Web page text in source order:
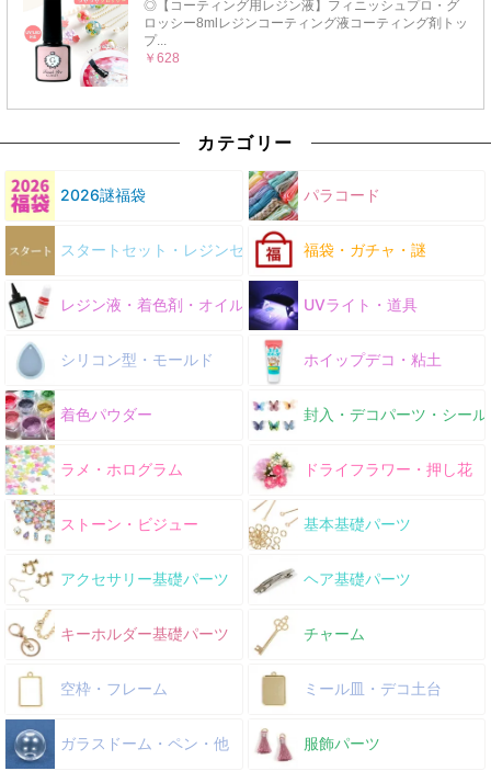
カテゴリー
2026謎福袋 パラコード
スタートセット・レジンセット 福袋・ガチャ・謎
レジン液・着色剤・オイル UVライト・道具
シリコン型・モールド ホイップデコ・粘土
着色パウダー 封入・デコパーツ・シール
ラメ・ホログラム ドライフラワー・押し花
ストーン・ビジュー 基本基礎パーツ
アクセサリー基礎パーツ ヘア基礎パーツ
キーホルダー基礎パーツ チャーム
空枠・フレーム ミール皿・デコ土台
ガラスドーム・ペン・他 服飾パーツ